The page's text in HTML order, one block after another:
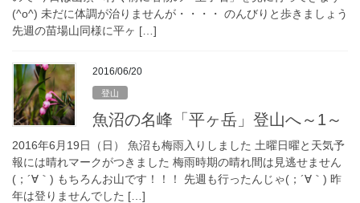
(^o^) 未だに体調が治りませんが・・・・ のんびりと歩きましょう
先週の苗場山同様に平ヶ […]
2016/06/20
登山
魚沼の名峰「平ヶ岳」登山へ～1～
2016年6月19日（日） 魚沼も梅雨入りしました 土曜日曜と天気予
報には晴れマークがつきました 梅雨時期の晴れ間は見逃せません
(；´∀｀) もちろんお山です！！！ 先週も行ったんじゃ(；´∀｀) 昨
年は登りませんでした […]